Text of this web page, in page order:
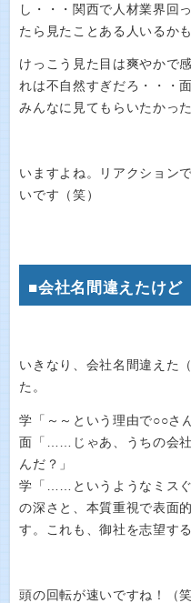
し・・・関西で人材業界回
たら見たことある人いるか
けっこう見た目は爽やかで
れは不自然すぎだろ・・・
みんなに見てもらいたかっ
いますよね。リアクション
いです（笑）
■会社名間違えたけど
いきなり、会社名間違えた
た。
学「～～という理由で○○さ
面「……じゃあ、うちの会
んだ？」
学「……というようなミス
の深さと、本質重視で表面
す。これも、御社を志望す
頭の回転が速いですね！（